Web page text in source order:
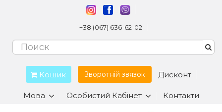
+38 (067) 636-62-02
Кошик Зворотній звязок Дисконт
Мова Особистий Кабінет Контакти